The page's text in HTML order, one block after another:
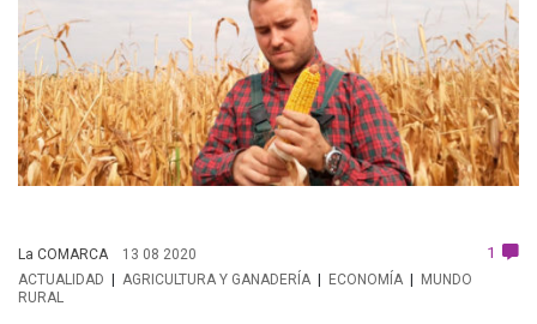
La COMARCA 13 08 2020 1
ACTUALIDAD AGRICULTURA Y GANADERÍA ECONOMÍA
MUNDO
RURAL